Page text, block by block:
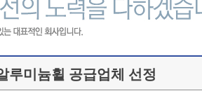
루미늄휠 공급업체 선정